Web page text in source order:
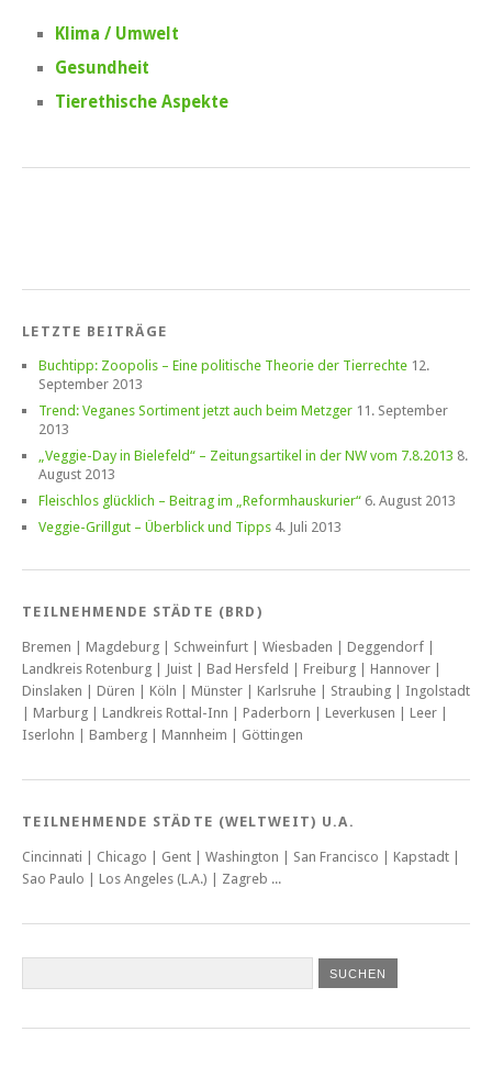
Klima / Umwelt
Gesundheit
Tierethische Aspekte
LETZTE BEITRÄGE
Buchtipp: Zoopolis – Eine politische Theorie der Tierrechte 12.
September 2013
Trend: Veganes Sortiment jetzt auch beim Metzger 11. September
2013
„Veggie-Day in Bielefeld“ – Zeitungsartikel in der NW vom 7.8.2013 8.
August 2013
Fleischlos glücklich – Beitrag im „Reformhauskurier“ 6. August 2013
Veggie-Grillgut – Überblick und Tipps 4. Juli 2013
TEILNEHMENDE STÄDTE (BRD)
Bremen | Magdeburg | Schweinfurt | Wiesbaden | Deggendorf |
Landkreis Rotenburg | Juist | Bad Hersfeld | Freiburg | Hannover |
Dinslaken | Düren | Köln | Münster | Karlsruhe | Straubing | Ingolstadt
| Marburg | Landkreis Rottal-Inn | Paderborn | Leverkusen | Leer |
Iserlohn | Bamberg | Mannheim | Göttingen
TEILNEHMENDE STÄDTE (WELTWEIT) U.A.
Cincinnati | Chicago | Gent | Washington | San Francisco | Kapstadt |
Sao Paulo | Los Angeles (L.A.) | Zagreb ...